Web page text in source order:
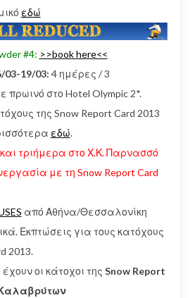
εδώ
#4: >>book here<<
03-19/03: 4 ημέρες / 3
πρωινό στο Hotel Olympic 2*.
της Snow Report Card 2013
εδώ.
τριήμερα στο Χ.Κ. Παρνασσό
με τη Snow Report Card
από Αθήνα/Θεσσαλονίκη
Εκπτώσεις για τους κατόχους
2013.
οι κάτοχοι της Snow Report
Καλαβρύτων